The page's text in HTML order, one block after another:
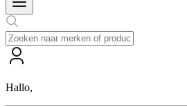
Hallo,